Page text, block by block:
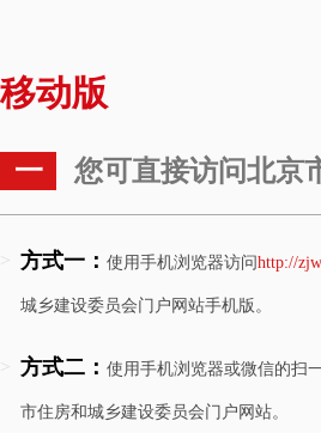
移动版
一 您可直接访问北京
> 方式一： 使用手机浏览器访问http://
城乡建设委员会门户网站手机版。
> 方式二： 使用手机浏览器或微信的扫
市住房和城乡建设委员会门户网站。